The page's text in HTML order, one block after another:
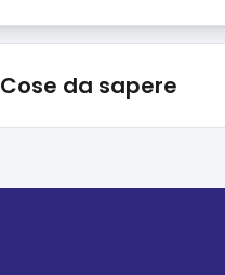
Cose da sapere